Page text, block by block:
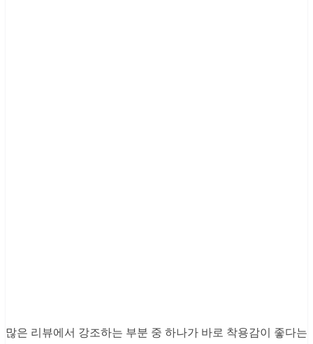
많은 리뷰에서 강조하는 부분 중 하나가 바로 착용감이 좋다는